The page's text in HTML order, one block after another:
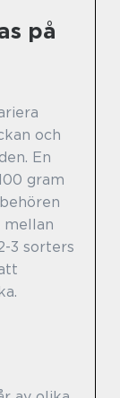
på
och
En
gram
mellan
3 sorters